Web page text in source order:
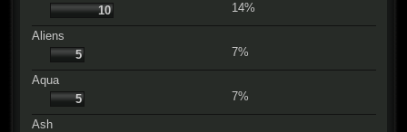
10
14%
Aliens
5
7%
Aqua
5
7%
Ash